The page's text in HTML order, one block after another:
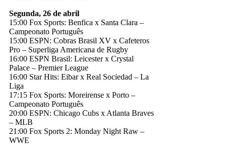
Segunda, 26 de abril
15:00 Fox Sports: Benfica x Santa Clara –
Campeonato Português
15:00 ESPN: Cobras Brasil XV x Cafeteros
Pro – Superliga Americana de Rugby
16:00 ESPN Brasil: Leicester x Crystal
Palace – Premier League
16:00 Star Hits: Eibar x Real Sociedad – La
Liga
17:15 Fox Sports: Moreirense x Porto –
Campeonato Português
20:00 ESPN: Chicago Cubs x Atlanta Braves
– MLB
21:00 Fox Sports 2: Monday Night Raw –
WWE